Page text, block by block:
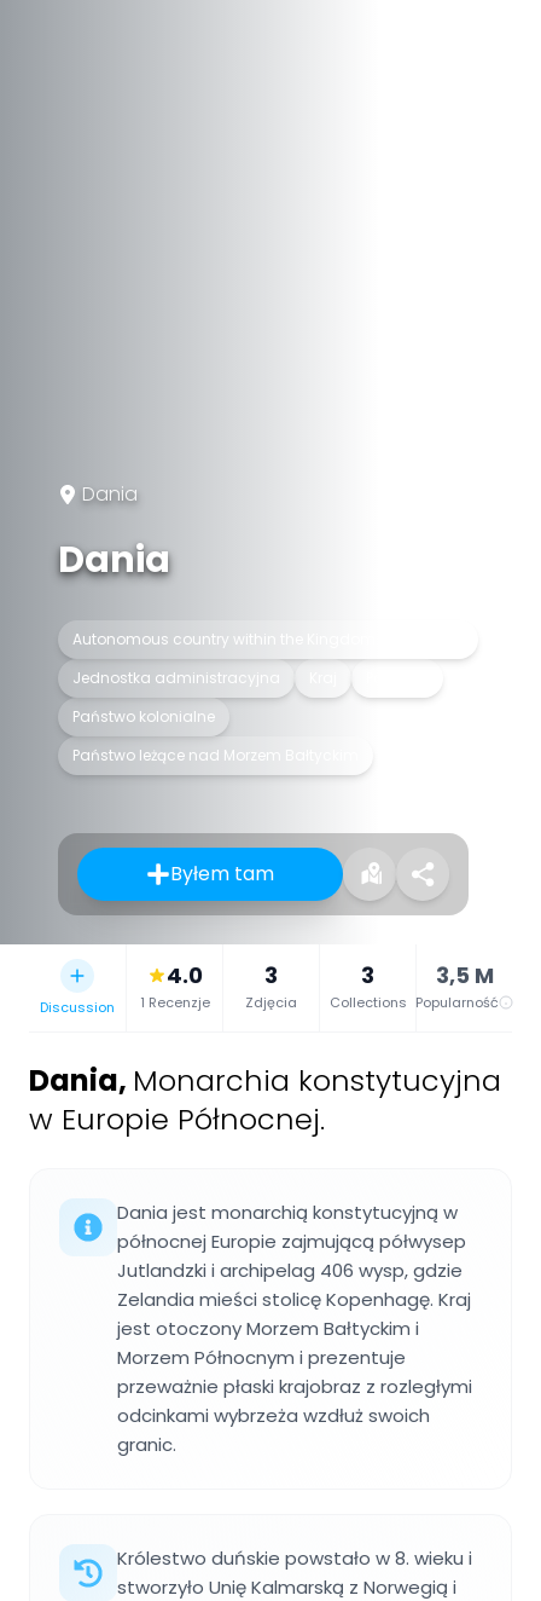
Dania
Dania
Autonomous country within the Kingdom of Denmark
Jednostka administracyjna
Państwo kolonialne
Państwo leżące nad Morzem Bałtyckim
Byłem tam
Discussion
4.0
1 Recenzje
3
Zdjęcia
3
Collections
3,5 M
Popularność
Dania, Monarchia konstytucyjna
w Europie Północnej.
Dania jest monarchią konstytucyjną w
północnej Europie zajmującą półwysep
Jutlandzki i archipelag 406 wysp, gdzie
Zelandia mieści stolicę Kopenhagę. Kraj
jest otoczony Morzem Bałtyckim i
Morzem Północnym i prezentuje
przeważnie płaski krajobraz z rozległymi
odcinkami wybrzeża wzdłuż swoich
granic.
Królestwo duńskie powstało w 8. wieku i
stworzyło Unię Kalmarską z Norwegią i